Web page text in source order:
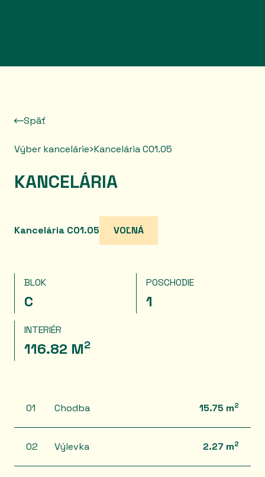
Späť
Výber kancelárie Kancelária C01.05
KANCELÁRIA
Kancelária C01.05 VOĽNÁ
BLOK
C
POSCHODIE
1
INTERIÉR
116.82 M2
01 Chodba 15.75 m2
02 Výlevka 2.27 m2